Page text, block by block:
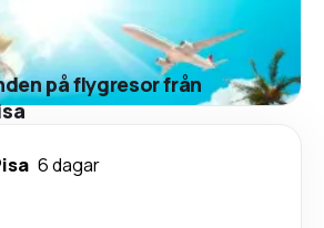
på flygresor från
6 dagar